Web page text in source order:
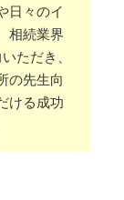
日々のイ
相続業界
ただき、
の先生向
ける成功